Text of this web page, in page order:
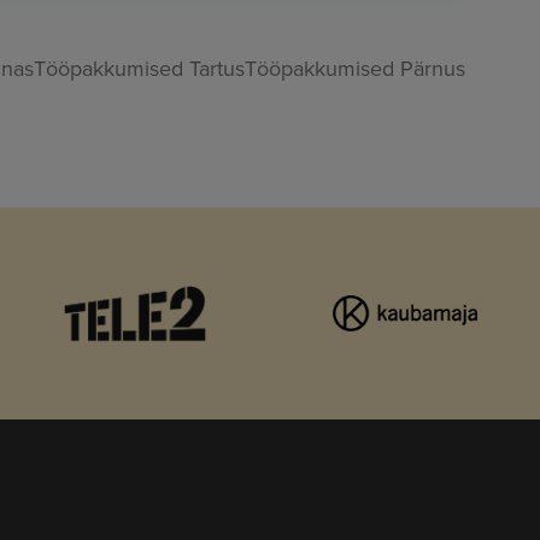
Tööpakkumised TartusTööpakkumised Pärnus